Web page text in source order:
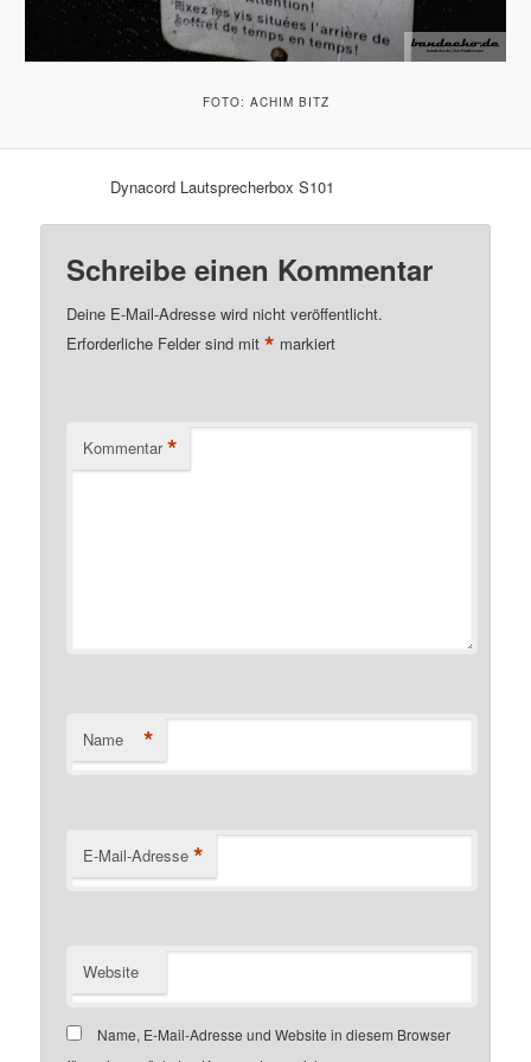
FOTO: ACHIM BITZ
Dynacord Lautsprecherbox S101
Schreibe einen Kommentar
Deine E-Mail-Adresse wird nicht veröffentlicht.
Erforderliche Felder sind mit* markiert
Kommentar *
Name *
E-Mail-Adresse *
Website
Name, E-Mail-Adresse und Website in diesem Browser